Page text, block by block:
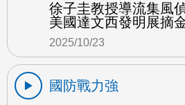
徐子圭教授導流集風
美國達文西發明展摘
2025/10/23
國防戰力強